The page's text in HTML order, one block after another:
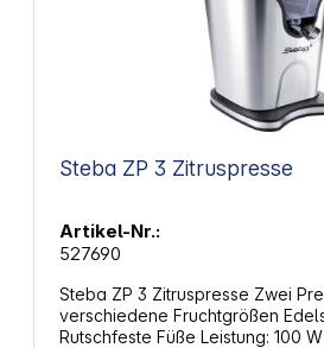
Steba ZP 3 Zitruspresse
Artikel-Nr.:
527690
Steba ZP 3 Zitruspresse Zwei Presskegel für
verschiedene Fruchtgrößen Edelstahlsieb
Rutschfeste Füße Leistung: 100 W